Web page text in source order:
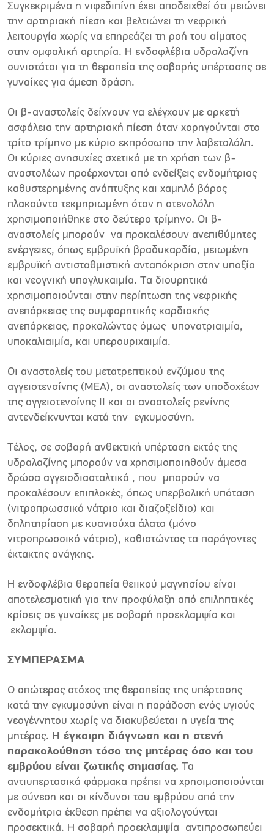
Συγκεκριμένα η νιφεδιπίνη έχει αποδειχθεί ότι μειώνει
την αρτηριακή πίεση και βελτιώνει τη νεφρική
λειτουργία χωρίς να επηρεάζει τη ροή του αίματος
στην ομφαλική αρτηρία. Η ενδοφλέβια υδραλαζίνη
συνιστάται για τη θεραπεία της σοβαρής υπέρτασης σε
γυναίκες για άμεση δράση.
Οι β-αναστολείς δείχνουν να ελέγχουν με αρκετή
ασφάλεια την αρτηριακή πίεση όταν χορηγούνται στο
τρίτο τρίμηνο με κύριο εκπρόσωπο την λαβεταλόλη.
Οι κύριες ανησυχίες σχετικά με τη χρήση των β-
αναστολέων προέρχονται από ενδείξεις ενδομήτριας
καθυστερημένης ανάπτυξης και χαμηλό βάρος
πλακούντα τεκμηριωμένη όταν η ατενολόλη
χρησιμοποιήθηκε στο δεύτερο τρίμηνο. Οι β-
αναστολείς μπορούν να προκαλέσουν ανεπιθύμητες
ενέργειες, όπως εμβρυϊκή βραδυκαρδία, μειωμένη
εμβρυϊκή αντισταθμιστική ανταπόκριση στην υποξία
και νεογνική υπογλυκαιμία. Τα διουρητικά
χρησιμοποιούνται στην περίπτωση της νεφρικής
ανεπάρκειας της συμφορητικής καρδιακής
ανεπάρκειας, προκαλώντας όμως υπονατριαιμία,
υποκαλιαιμία, και υπερουριχαιμία.
Οι αναστολείς του μετατρεπτικού ενζύμου της
αγγειοτενσίνης (ΜΕΑ), οι αναστολείς των υποδοχέων
της αγγειοτενσίνης ΙΙ και οι αναστολείς ρενίνης
αντενδείκνυνται κατά την εγκυμοσύνη.
Τέλος, σε σοβαρή ανθεκτική υπέρταση εκτός της
υδραλαζίνης μπορούν να χρησιμοποιηθούν άμεσα
δρώσα αγγειοδιασταλτικά , που μπορούν να
προκαλέσουν επιπλοκές, όπως υπερβολική υπόταση
(νιτροπρωσσικό νάτριο και διαζοξείδιο) και
δηλητηρίαση με κυανιούχα άλατα (μόνο
νιτροπρωσσικό νάτριο), καθιστώντας τα παράγοντες
έκτακτης ανάγκης.
Η ενδοφλέβια θεραπεία θειικού μαγνησίου είναι
αποτελεσματική για την προφύλαξη από επιληπτικές
κρίσεις σε γυναίκες με σοβαρή προεκλαμψία και
εκλαμψία.
ΣΥΜΠΕΡΑΣΜΑ
Ο απώτερος στόχος της θεραπείας της υπέρτασης
κατά την εγκυμοσύνη είναι η παράδοση ενός υγιούς
νεογέννητου χωρίς να διακυβεύεται η υγεία της
μητέρας. Η έγκαιρη διάγνωση και η στενή
παρακολούθηση τόσο της μητέρας όσο και του
εμβρύου είναι ζωτικής σημασίας. Τα
αντιυπερτασικά φάρμακα πρέπει να χρησιμοποιούνται
με σύνεση και οι κίνδυνοι του εμβρύου από την
ενδομήτρια έκθεση πρέπει να αξιολογούνται
προσεκτικά. Η σοβαρή προεκλαμψία αντιπροσωπεύει